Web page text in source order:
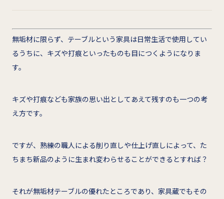
無垢材に限らず、テーブルという家具は日常生活で使用してい
るうちに、キズや打痕といったものも目につくようになりま
す。
キズや打痕なども家族の思い出としてあえて残すのも一つの考
え方です。
ですが、熟練の職人による削り直しや仕上げ直しによって、た
ちまち新品のように生まれ変わらせることができるとすれば？
それが無垢材テーブルの優れたところであり、家具蔵でもその